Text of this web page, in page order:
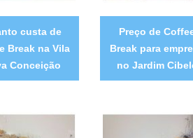
custa de
Break na Vila
Conceição
Preço de
Break para
no Jardim